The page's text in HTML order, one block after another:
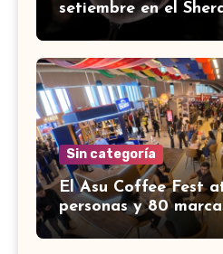
setiembre en el
Sin categoría
El Asu Coffee Fest
personas y 80